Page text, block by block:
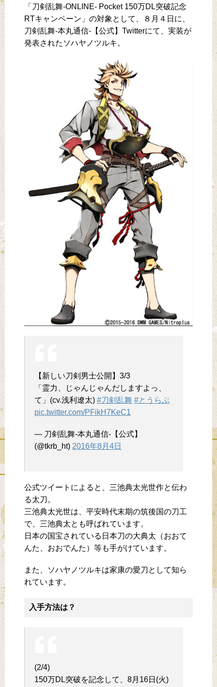
「刀剣乱舞-ONLINE- Pocket 150万DL突破記念
RTキャンペーン」の対象として、８月４日に、
刀剣乱舞-本丸通信-【公式】Twitterにて、実装が
発表されたソハヤノツルキ。
【新しい刀剣男士公開】3/3
「霊力、じゃんじゃんだしますよっ、
て」(cv.浅利遼太) #刀剣乱舞 #とうらぶ
pic.twitter.com/PFikH7KeC1
— 刀剣乱舞-本丸通信-【公式】
(@tkrb_ht) 2016年8月4日
公式ツイートによると、三池典太光世作と伝わ
る太刀。
三池典太光世は、平安時代末期の筑後国の刀工
で、三池典太とも呼ばれています。
日本の国宝されている日本刀の大典太（おおて
んた、おおでんた）等も手がけています。
また、ソハヤノツルキは家康の愛刀として知ら
れています。
入手方法は？
(2/4)
150万DL突破を記念して、8月16日(火)